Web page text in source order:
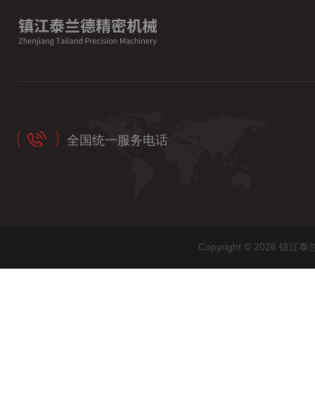
全国统一服务电话
Copyright © 2026 镇江